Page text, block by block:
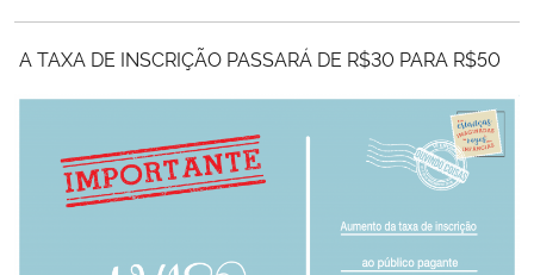
Ministério da Ciência, Tecnologia, Inovações e Comunicações
Ministério do Meio Ambiente
A TAXA DE INSCRIÇÃO PASSARÁ DE R$30 PARA R$50